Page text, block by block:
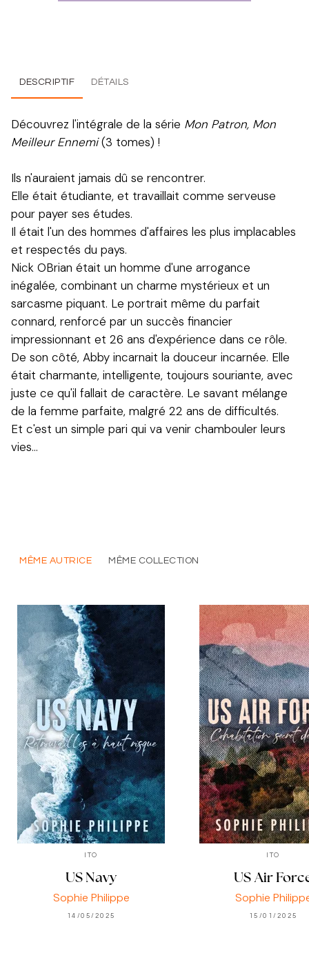
DESCRIPTIF DÉTAILS
Découvrez l'intégrale de la série Mon Patron, Mon
Meilleur Ennemi(3 tomes) !
Ils n'auraient jamais dû se rencontrer.
Elle était étudiante, et travaillait comme serveuse
pour payer ses études.
Il était l'un des hommes d'affaires les plus implacables
et respectés du pays.
Nick OBrian était un homme d'une arrogance
inégalée, combinant un charme mystérieux et un
sarcasme piquant. Le portrait même du parfait
connard, renforcé par un succès financier
impressionnant et 26 ans d'expérience dans ce rôle.
De son côté, Abby incarnait la douceur incarnée. Elle
était charmante, intelligente, toujours souriante, avec
juste ce qu'il fallait de caractère. Le savant mélange
de la femme parfaite, malgré 22 ans de difficultés.
Et c'est un simple pari qui va venir chambouler leurs
vies…
MÊME AUTRICE MÊME COLLECTION
ITO
US Navy
Sophie Philippe
14/05/2025
ITO
US Air
Sophie
15/01/2025